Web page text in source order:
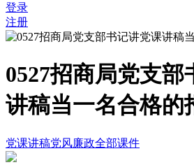
登录
注册
0527招商局党支部
讲稿当一名合格的
党课讲稿党风廉政全部课件